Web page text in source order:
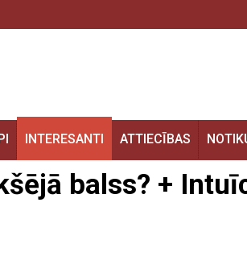
INTERESANTI ATTIECĪBAS
balss? +